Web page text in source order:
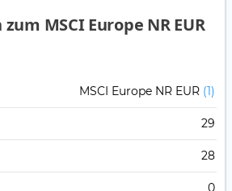
MSCI Europe NR EUR
MSCI Europe NR EUR (1)
29
28
0